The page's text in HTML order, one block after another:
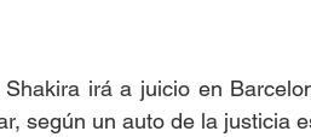
irá a juicio en
según un auto de la justicia